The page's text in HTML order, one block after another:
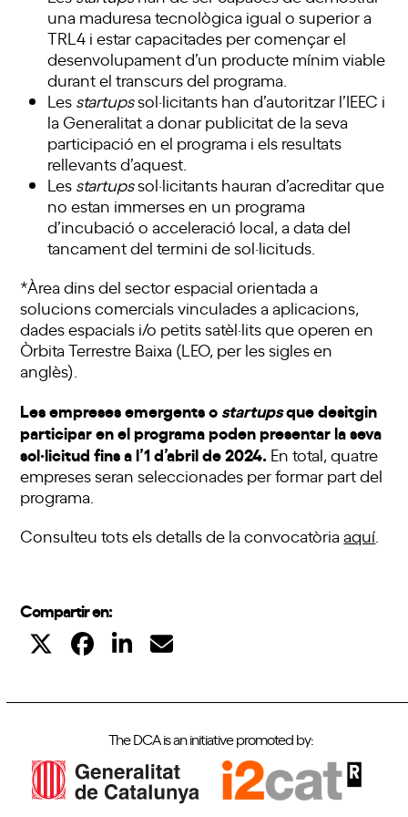
una maduresa tecnològica igual o superior a
TRL4 i estar capacitades per començar el
desenvolupament d’un producte mínim viable
durant el transcurs del programa.
Les startupssol·licitants han d’autoritzar l’IEEC i
la Generalitat a donar publicitat de la seva
participació en el programa i els resultats
rellevants d’aquest.
Les startupssol·licitants hauran d’acreditar que
no estan immerses en un programa
d’incubació o acceleració local, a data del
tancament del termini de sol·licituds.
*Àrea dins del sector espacial orientada a
solucions comercials vinculades a aplicacions,
dades espacials i/o petits satèl·lits que operen en
Òrbita Terrestre Baixa (LEO, per les sigles en
anglès).
Les empreses emergents o startupsque desitgin
participar en el programa poden presentar la seva
sol·licitud fins a l’1 d’abrilde 2024. En total, quatre
empreses seran seleccionades per formar part del
programa.
Consulteu tots els detalls de la convocatòriaaquí
Compartir en:
The DCA is an initiative promoted by: